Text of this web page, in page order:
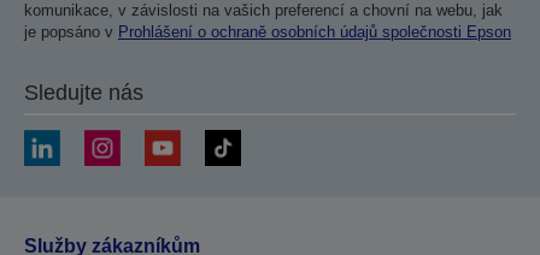
komunikace, v závislosti na vašich preferencí a chovní na webu, jak
je popsáno v Prohlášení o ochraně osobních údajů společnosti Epson
Sledujte nás
Služby zákazníkům